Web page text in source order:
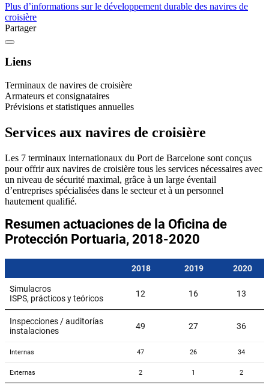
Plus d’informations sur le développement durable des navires de
croisière
Partager
Liens
Terminaux de navires de croisière
Armateurs et consignataires
Prévisions et statistiques annuelles
Services aux navires de croisière
Les 7 terminaux internationaux du Port de Barcelone sont conçus
pour offrir aux navires de croisière tous les services nécessaires avec
un niveau de sécurité maximal, grâce à un large éventail
d’entreprises spécialisées dans le secteur et à un personnel
hautement qualifié.